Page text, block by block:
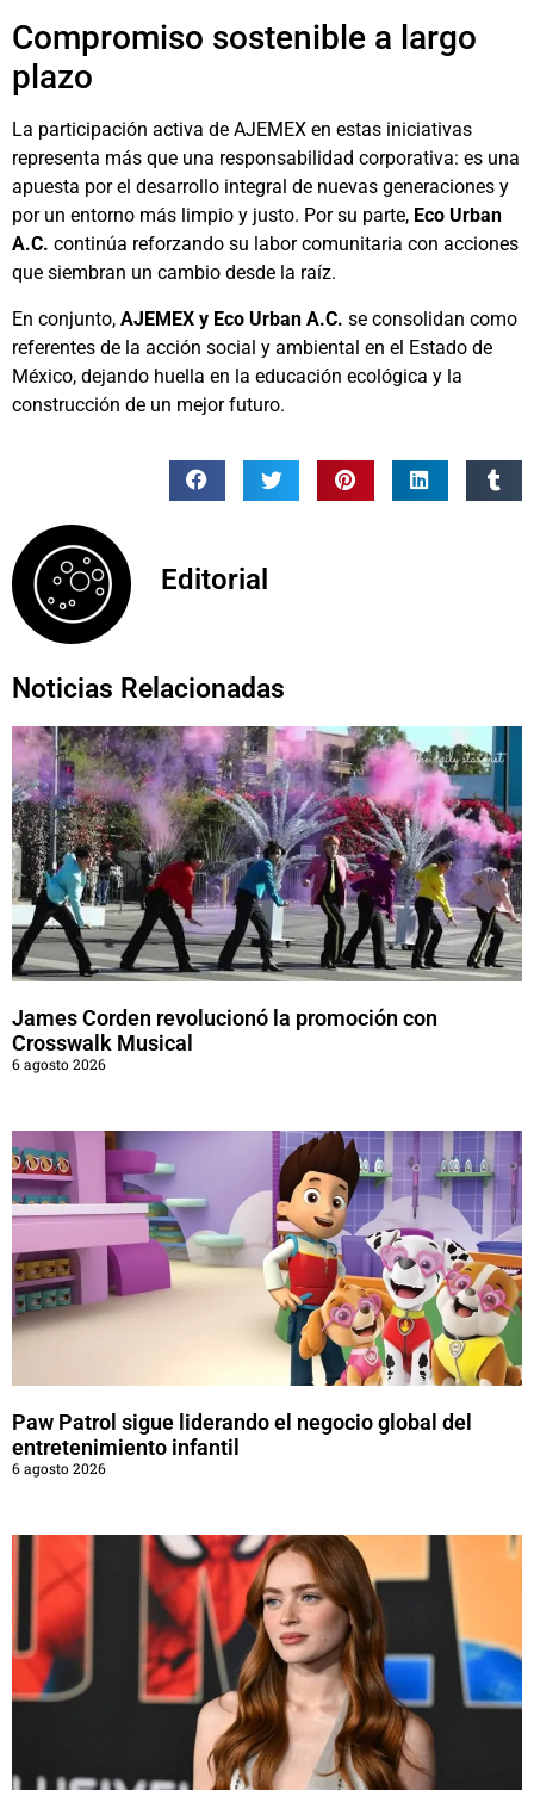
Compromiso sostenible a largo
plazo
La participación activa de AJEMEX en estas iniciativas
representa más que una responsabilidad corporativa: es una
apuesta por el desarrollo integral de nuevas generaciones y
por un entorno más limpio y justo. Por su parte, Eco Urban
A.C. continúa reforzando su labor comunitaria con acciones
que siembran un cambio desde la raíz.
En conjunto, AJEMEX y Eco Urban A.C. se consolidan como
referentes de la acción social y ambiental en el Estado de
México, dejando huella en la educación ecológica y la
construcción de un mejor futuro.
Editorial
Noticias Relacionadas
James Corden revolucionó la promoción con
Crosswalk Musical
6 agosto 2026
Paw Patrol sigue liderando el negocio global del
entretenimiento infantil
6 agosto 2026